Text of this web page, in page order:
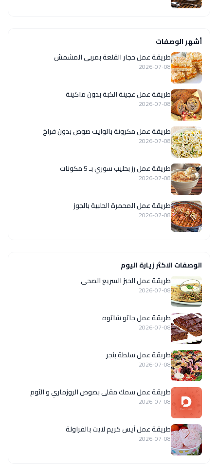
أشهر الوصفات
طريقة عمل حجار القلعة بمربى المشمش
2026-07-08
طريقة عمل عجينة الكبة بدون ماكينة
2026-07-08
طريقة عمل مكرونة بالوايت صوص بدون فراخ
2026-07-08
طريقة عمل رز بحليب سوري بـ 5 مكونات
2026-07-08
طريقة عمل المحمرة الحلبية بالجوز
2026-07-08
الوصفات الاكثر زيارة اليوم
طريقة عمل الخبز السريع الصحى
2026-07-08
طريقة عمل جاتو شاتوه
2026-07-08
طريقة عمل سلطة بنجر
2026-07-08
طريقة عمل سمك مقلى بصوص الروزماري و الثوم
2026-07-08
طريقة عمل آيس كريم لايت بالفراولة
2026-07-08